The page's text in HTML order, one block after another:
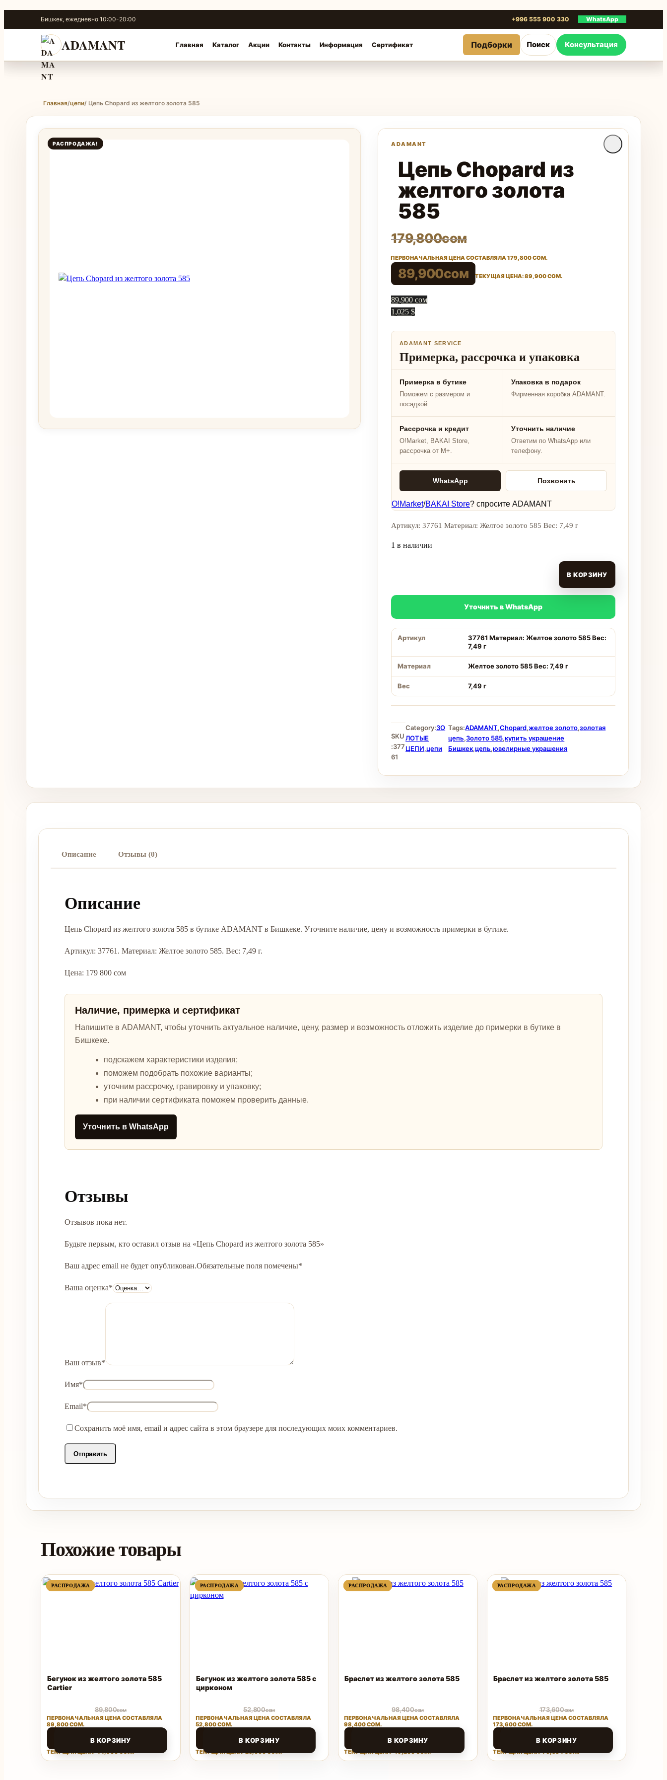
к
содержимому
Бишкек, ежедневно 10:00-20:00 +996 555 900 330 WhatsApp
ADAMANT Главная Каталог Акции Контакты Информация Сертификат Подборки Поиск Консультация
Главная/цепи/ Цепь Chopard из желтого золота 585
РАСПРОДАЖА!
Цепь Chopard из
желтого золота
585
179,800сом
ПЕРВОНАЧАЛЬНАЯ ЦЕНА СОСТАВЛЯЛА 179,800 СОМ.
89,900сом ТЕКУЩАЯ ЦЕНА: 89,900 СОМ.
89,900 сом
1,025 $
ADAMANT SERVICE
Примерка, рассрочка и упаковка
Примерка в бутике
Поможем с размером и
посадкой.
Упаковка в подарок
Фирменная коробка ADAMANT.
Рассрочка и кредит
O!Market, BAKAI Store,
рассрочка от M+.
Уточнить наличие
Ответим по WhatsApp или
телефону.
WhatsApp Позвонить
O!Market/BAKAI Store? спросите ADAMANT
Артикул: 37761 Материал: Желтое золото 585 Вес: 7,49 г
1 в наличии
В КОРЗИНУ
Уточнить в WhatsApp
Артикул
37761 Материал: Желтое золото 585 Вес:
7,49 г
Материал Желтое золото 585 Вес: 7,49 г
Вес 7,49 г
SKU
:377
61
Category:ЗО
ЛОТЫЕ
ЦЕПИ,цепи
Tags:ADAMANT,Chopard,желтое золото,золотая
цепь,Золото 585,купить украшение
Бишкек,цепь,ювелирные украшения
Описание Отзывы (0)
Описание
Цепь Chopard из желтого золота 585 в бутике ADAMANT в Бишкеке. Уточните наличие, цену и возможность примерки в бутике.
Артикул: 37761. Материал: Желтое золото 585. Вес: 7,49 г.
Цена: 179 800 сом
Наличие, примерка и сертификат
Напишите в ADAMANT, чтобы уточнить актуальное наличие, цену, размер и возможность отложить изделие до примерки в бутике в
Бишкеке.
подскажем характеристики изделия;
поможем подобрать похожие варианты;
уточним рассрочку, гравировку и упаковку;
при наличии сертификата поможем проверить данные.
Уточнить в WhatsApp
Отзывы
Отзывов пока нет.
Будьте первым, кто оставил отзыв на «Цепь Chopard из желтого золота 585»
Ваш адрес email не будет опубликован.Обязательные поля помечены*
Ваша оценка*
Ваш отзыв*
Имя*
Email*
Сохранить моё имя, email и адрес сайта в этом браузере для последующих моих комментариев.
Похожие товары
РАСПРОДАЖА ПРОДАВАЕМЫЙ
ТОВАР
РАСПРОДАЖА ПРОДАВАЕМЫЙ
ТОВАР
Бегунок из желтого золота 585
Cartier
89,800сом
ПЕРВОНАЧАЛЬНАЯ ЦЕНА СОСТАВЛЯЛА
89,800 СОМ.
сом
ТЕКУЩАЯ ЦЕНА: 44,900 СОМ.
В КОРЗИНУ
РАСПРОДАЖАПРОДАВАЕМЫЙ
ТОВАР
РАСПРОДАЖАПРОДАВАЕМЫЙ
ТОВАР
Бегунок из желтого золота 585 с
цирконом
52,800сом
ПЕРВОНАЧАЛЬНАЯ ЦЕНА СОСТАВЛЯЛА
52,800 СОМ.
ТЕКУЩАЯ ЦЕНА: 25,000 СОМ.
В КОРЗИНУ
РАСПРОДАЖА ПРОДАВАЕМЫЙ
ТОВАР
РАСПРОДАЖА ПРОДАВАЕМЫЙ
ТОВАР
Браслет из желтого золота 585
98,400сом
ПЕРВОНАЧАЛЬНАЯ ЦЕНА СОСТАВЛЯЛА
98,400 СОМ.
ТЕКУЩАЯ ЦЕНА: 49,200 СОМ.
В КОРЗИНУ
РАСПРОДАЖАПРОДАВАЕМЫЙ
ТОВАР
РАСПРОДАЖАПРОДАВАЕМЫЙ
ТОВАР
Браслет из желтого золота 585
173,600сом
ПЕРВОНАЧАЛЬНАЯ ЦЕНА СОСТАВЛЯЛА
173,600 СОМ.
ТЕКУЩАЯ ЦЕНА: 76,384 СОМ.
В КОРЗИНУ